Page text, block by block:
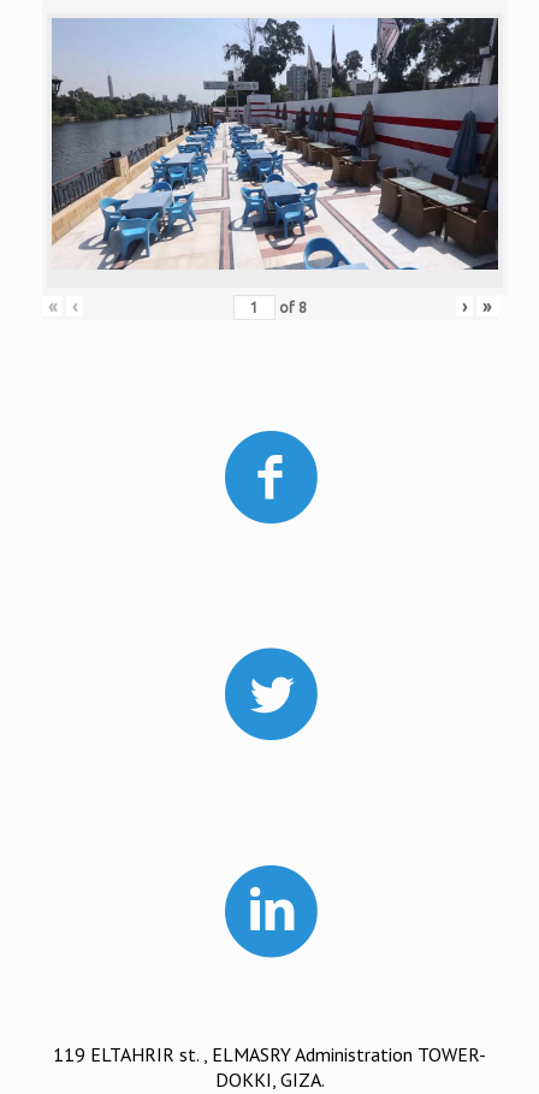
« ‹ of 8 › »
119 ELTAHRIR st. , ELMASRY Administration TOWER-
DOKKI, GIZA.